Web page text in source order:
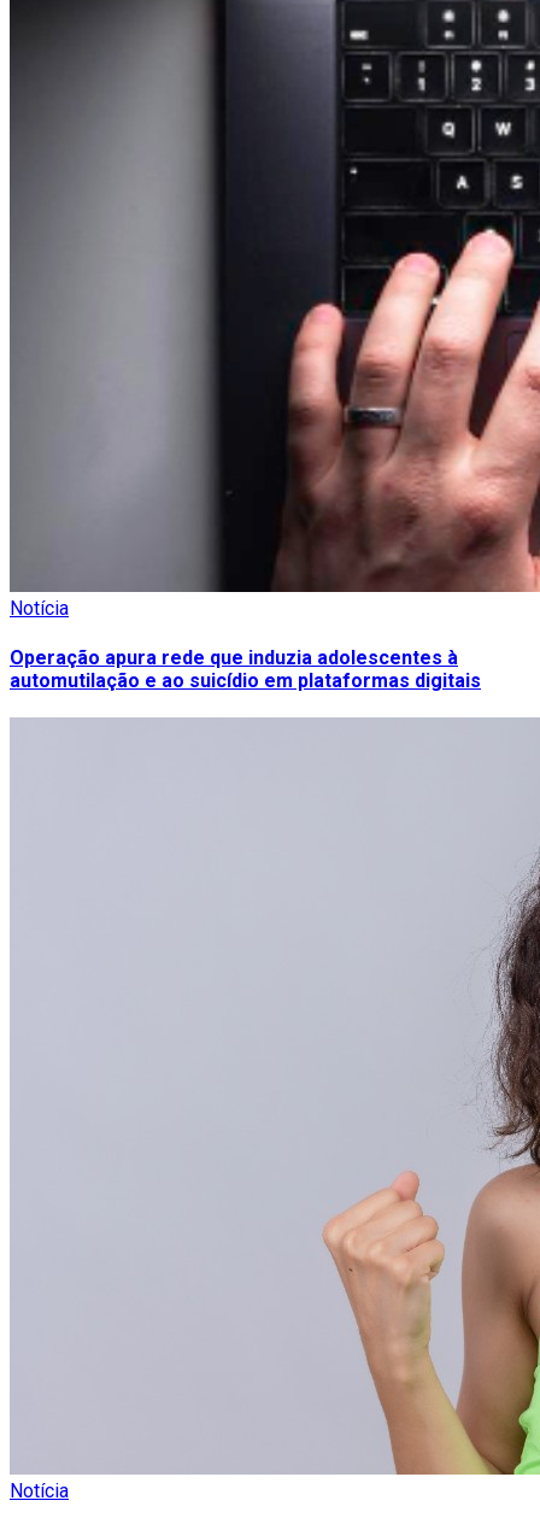
Notícia
Operação apura rede que induzia adolescentes à
automutilação e ao suicídio em plataformas digitais
Notícia